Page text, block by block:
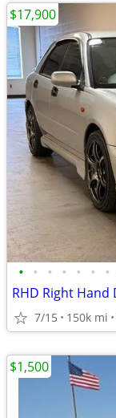
• • • • • • •
7/15 150k mi
$17,900
$1,500